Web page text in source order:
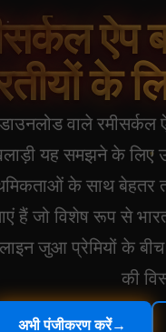
के
वाले रमीसर्कल
यह समझने के लिए
के साथ बेहतर
हैं जो विशेष रूप से
जुआ प्रेमियों के बीच
की
अभी पंजीकरण करें→